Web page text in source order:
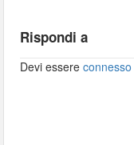
Rispondi a
Devi essereconnesso